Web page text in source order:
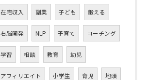
在宅収入 副業 子ども 鍛える
右脳開発 NLP 子育て コーチング
学習 相談 教育 幼児
アフィリエイト 小学生 育児 地頭